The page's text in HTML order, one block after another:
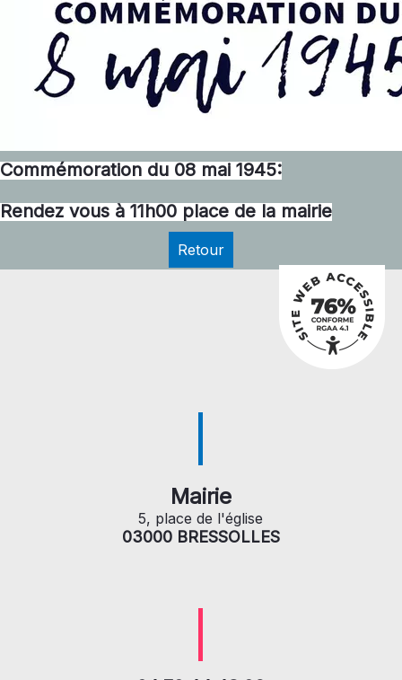
Commémoration du 08 mai 1945:
Rendez vous à 11h00 place de la mairie
Retour
Mairie
5, place de l'église
03000 BRESSOLLES